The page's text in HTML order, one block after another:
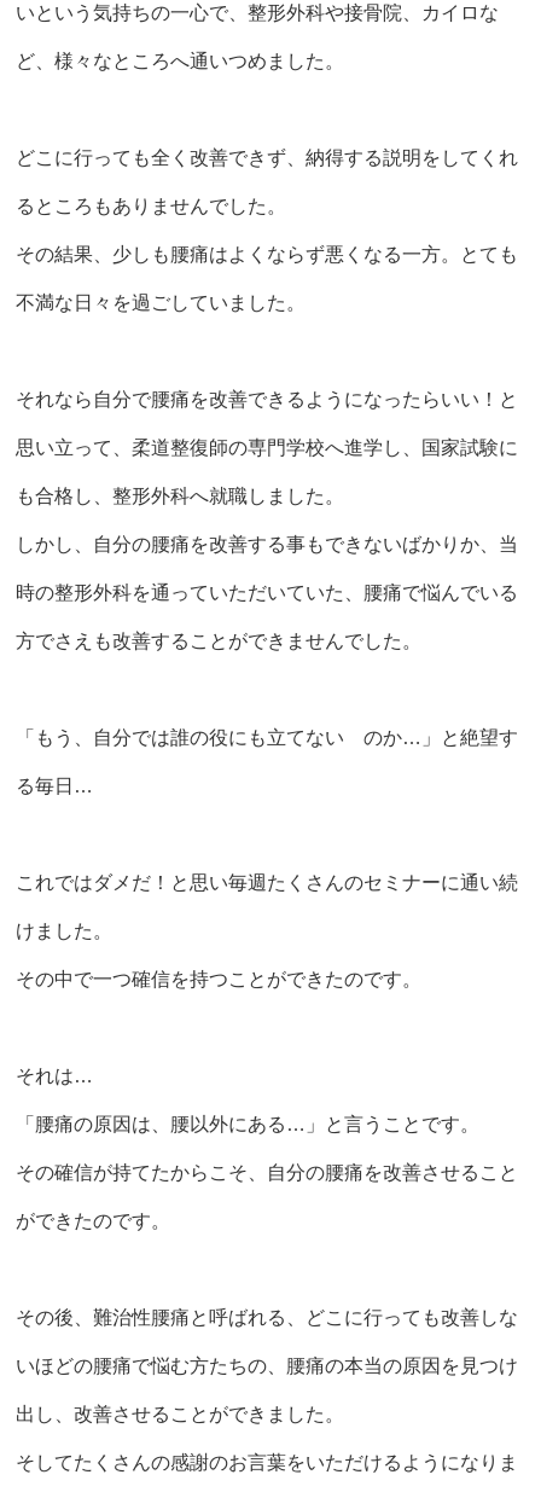
いという気持ちの一心で、整形外科や接骨院、カイロな
ど、様々なところへ通いつめました。
どこに行っても全く改善できず、納得する説明をしてくれ
るところもありませんでした。
その結果、少しも腰痛はよくならず悪くなる一方。とても
不満な日々を過ごしていました。
それなら自分で腰痛を改善できるようになったらいい！と
思い立って、柔道整復師の専門学校へ進学し、国家試験に
も合格し、整形外科へ就職しました。
しかし、自分の腰痛を改善する事もできないばかりか、当
時の整形外科を通っていただいていた、腰痛で悩んでいる
方でさえも改善することができませんでした。
「もう、自分では誰の役にも立てない のか…」と絶望す
る毎日…
これではダメだ！と思い毎週たくさんのセミナーに通い続
けました。
その中で一つ確信を持つことができたのです。
それは…
「腰痛の原因は、腰以外にある…」と言うことです。
その確信が持てたからこそ、自分の腰痛を改善させること
ができたのです。
その後、難治性腰痛と呼ばれる、どこに行っても改善しな
いほどの腰痛で悩む方たちの、腰痛の本当の原因を見つけ
出し、改善させることができました。
そしてたくさんの感謝のお言葉をいただけるようになりま